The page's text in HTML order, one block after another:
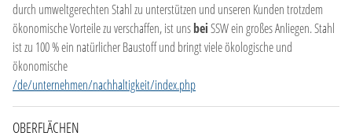
durch umweltgerechten Stahl zu unterstützen und unseren Kunden trotzdem
ökonomische Vorteile zu verschaffen, ist unsbeiSSW ein großes Anliegen. Stahl
ist zu 100 % ein natürlicher Baustoff und bringt viele ökologische und
ökonomische
/de/unternehmen/nachhaltigkeit/index.php
OBERFLÄCHEN